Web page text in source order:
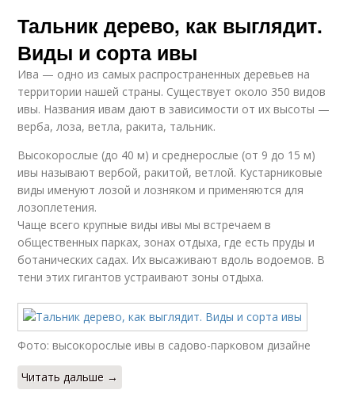
Тальник дерево, как выглядит.
Виды и сорта ивы
Ива — одно из самых распространенных деревьев на
территории нашей страны. Существует около 350 видов
ивы. Названия ивам дают в зависимости от их высоты —
верба, лоза, ветла, ракита, тальник.
Высокорослые (до 40 м) и среднерослые (от 9 до 15 м)
ивы называют вербой, ракитой, ветлой. Кустарниковые
виды именуют лозой и лозняком и применяются для
лозоплетения.
Чаще всего крупные виды ивы мы встречаем в
общественных парках, зонах отдыха, где есть пруды и
ботанических садах. Их высаживают вдоль водоемов. В
тени этих гигантов устраивают зоны отдыха.
Фото: высокорослые ивы в садово-парковом дизайне
Читать дальше →